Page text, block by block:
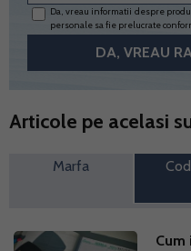
Da, vreau informatii despre
personale sa fie prelucrate
Articole pe acelasi
Marfa
Cum